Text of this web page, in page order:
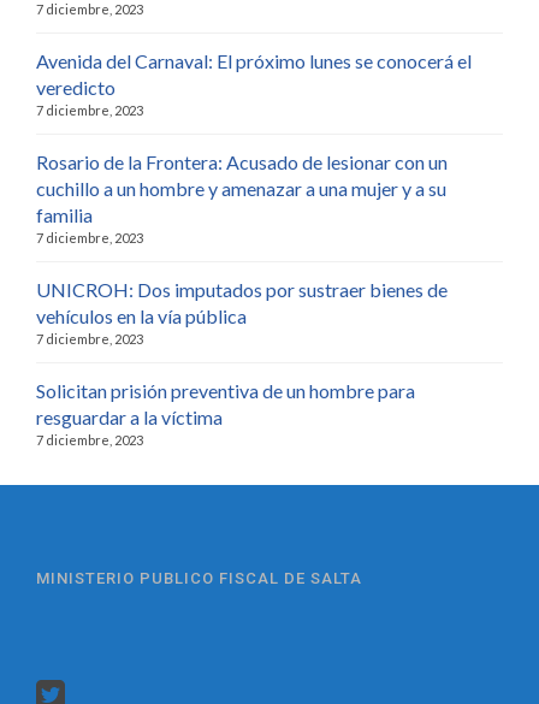
7 diciembre, 2023
Avenida del Carnaval: El próximo lunes se conocerá el
veredicto
7 diciembre, 2023
Rosario de la Frontera: Acusado de lesionar con un
cuchillo a un hombre y amenazar a una mujer y a su
familia
7 diciembre, 2023
UNICROH: Dos imputados por sustraer bienes de
vehículos en la vía pública
7 diciembre, 2023
Solicitan prisión preventiva de un hombre para
resguardar a la víctima
7 diciembre, 2023
MINISTERIO PUBLICO FISCAL DE SALTA